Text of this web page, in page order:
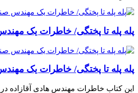
پله پله تا پختگی/ خاطرات یک
پله پله تا پختگی/ خاطرات یک
این کتاب خاطرات مهندس هادی آقازاده